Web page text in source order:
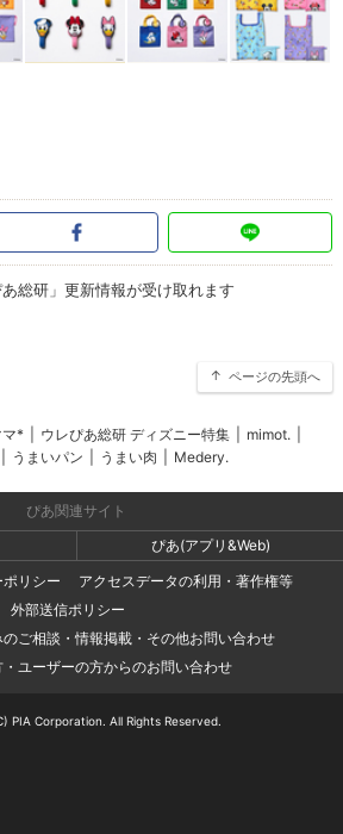
総研」更新情報が受け取れます
ページの先頭へ
マ* ウレぴあ総研 ディズニー特集 mimot.
うまいパン うまい肉 Medery.
ぴあ関連サイト
ぴあ(アプリ&Web)
リシー
アクセスデータの利用・著作権等
外部送信ポリシー
ご相談・情報掲載・その他お問い合わせ
ユーザーの方からのお問い合わせ
PIA Corporation. All Rights Reserved.